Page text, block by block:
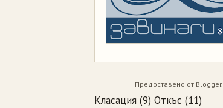
Предоставено от Blogger.
Класация (9) Откъс (11)